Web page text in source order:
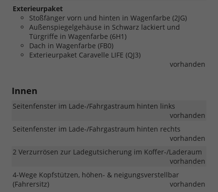
Exterieurpaket
Stoßfänger vorn und hinten in Wagenfarbe (2JG)
Außenspiegelgehäuse in Schwarz lackiert und
Türgriffe in Wagenfarbe (6H1)
Dach in Wagenfarbe (FB0)
Exterieurpaket Caravelle LIFE (QJ3)
vorhanden
Innen
Seitenfenster im Lade-/Fahrgastraum hinten links
vorhanden
Seitenfenster im Lade-/Fahrgastraum hinten rechts
vorhanden
2 Verzurrösen zur Ladegutsicherung im Koffer-/Laderaum
vorhanden
4-Wege Kopfstützen, höhen- & neigungsverstellbar
(Fahrersitz)
vorhanden